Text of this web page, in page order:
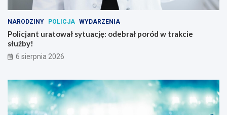
NARODZINY POLICJA WYDARZENIA
Policjant uratował sytuację: odebrał poród w trakcie
służby!
6 sierpnia 2026